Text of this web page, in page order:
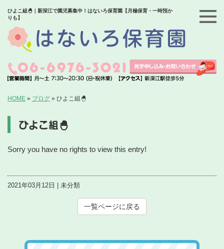
ひよこ組🐣｜新深江で園児募集中！はないろ保育園【月極保育・一時預か
りも】
HOME » ブログ » ひよこ組🐣
ひよこ組🐣
Sorry you have no rights to view this entry!
2021年03月12日 | 未分類
一覧ページに戻る